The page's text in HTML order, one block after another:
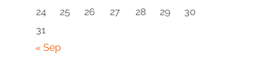
24
25 26 27 28 29
30
31
« Sep